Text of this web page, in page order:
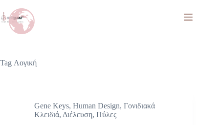
Tag Λογική
Gene Keys, Human Design, Γονιδιακά
Κλειδιά, Διέλευση, Πύλες